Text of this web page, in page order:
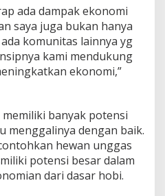
ada dampak ekonomi
saya juga bukan hanya
komunitas lainnya yg
kami mendukung
ekonomi,”
banyak potensi
menggalinya dengan baik.
hewan unggas
potensi besar dalam
dari dasar hobi.